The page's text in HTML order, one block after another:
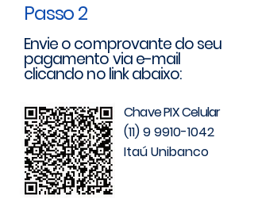
Passo 2
Envie o comprovante do seu
pagamento via e-mail
clicando no link abaixo:
Chave PIX Celular
(11) 9 9910-1042
Itaú Unibanco